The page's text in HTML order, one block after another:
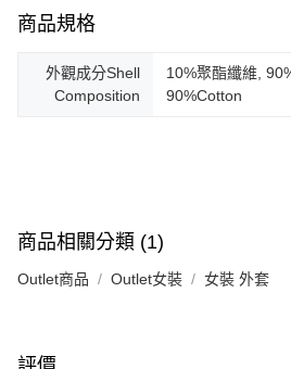
商品規格
外觀成分Shell
Composition
10%聚酯纖維,
90%Cotton
商品相關分類 (1)
Outlet商品 Outlet女裝 女裝 外套